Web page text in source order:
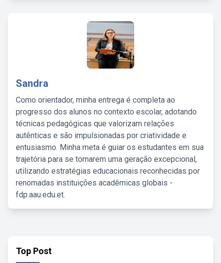
Sandra
Como orientador, minha entrega é completa ao
progresso dos alunos no contexto escolar, adotando
técnicas pedagógicas que valorizam relações
autênticas e são impulsionadas por criatividade e
entusiasmo. Minha meta é guiar os estudantes em sua
trajetória para se tornarem uma geração excepcional,
utilizando estratégias educacionais reconhecidas por
renomadas instituições acadêmicas globais -
fdp.aau.edu.et.
Top Post